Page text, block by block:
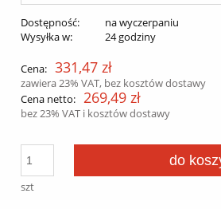
Dostępność:
na wyczerpaniu
Wysyłka w:
24 godziny
Cena: 331,47 zł
zawiera 23% VAT, bez kosztów dostawy
Cena netto: 269,49 zł
bez 23% VAT i kosztów dostawy
szt
do